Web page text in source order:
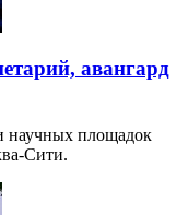
авангард
научных площадок
Сити.